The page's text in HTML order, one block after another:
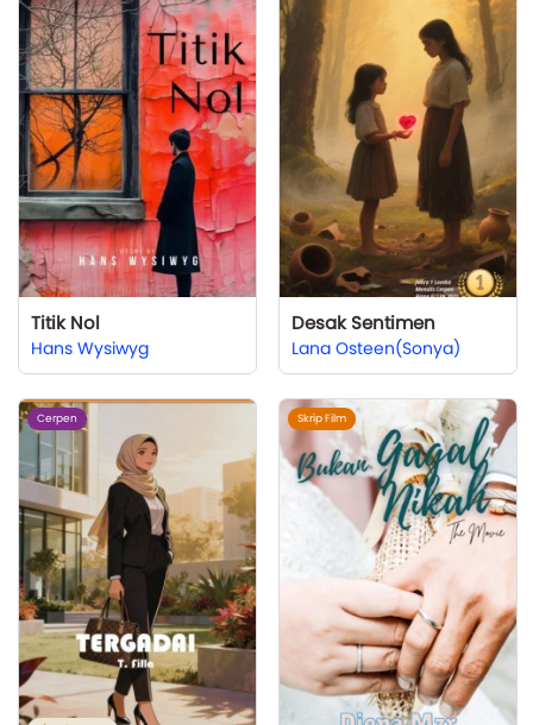
Titik Nol
Hans Wysiwyg
Desak Sentimen
Lana Osteen(Sonya)
Cerpen Skrip Film